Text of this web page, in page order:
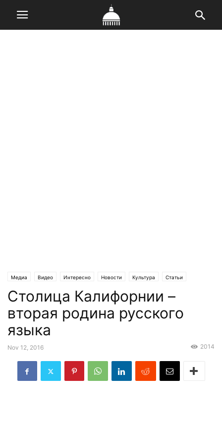
Медиа Видео Интересно Новости Культура Статьи
Эксклюзив
Столица Калифорнии –
вторая родина русского
языка
Nov 12, 2016 2014